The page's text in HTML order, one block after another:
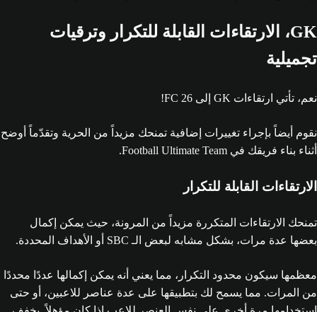
GK، الارتقاءات القابلة للتكرار وترقيات
تجميلية
نعم، تأتي ارتقاءات GK إلى FC 26!
نقوم أيضاً بإجراء تغييرات إضافية تمنحك مزيداً من الحرية وتقدّماً أوضح
أثناء بناء فريقك في Football Ultimate Team.
الارتقاءات القابلة للتكرار
تمنحك الارتقاءات المتكررة مزيداً من المرونة، حيث يمكن إكمال
بعضها عدة مرات، بشكل مشابه لبعض الـ SBC أو الأهداف المحددة.
معظمها سيكون محدود التكرار، مما يعني أنه يمكن إكمالها عددًا محددًا
من المرات. مما يسمح لك بتطبيقها على عدة عناصر للاعبين، أو حتى